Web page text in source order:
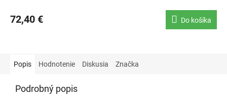
72,40 € Do košíka
Popis Hodnotenie Diskusia Značka
Podrobný popis